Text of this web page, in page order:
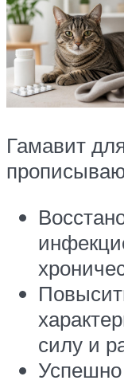
Гамавит
силу и
Успешно